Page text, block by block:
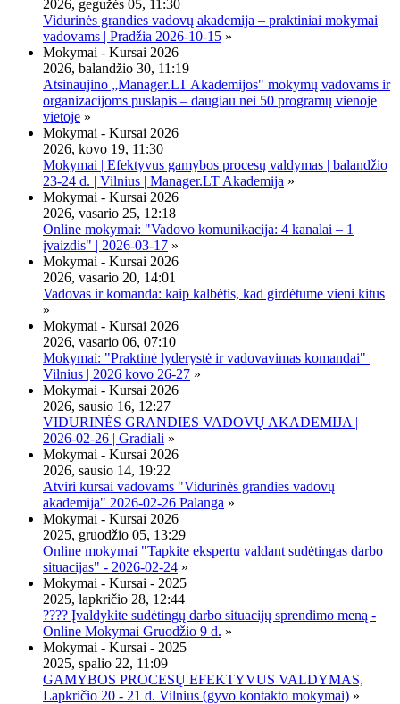
2026, gegužės 05, 11:30
Vidurinės grandies vadovų akademija – praktiniai mokymai
vadovams | Pradžia 2026-10-15 »
Mokymai - Kursai 2026
2026, balandžio 30, 11:19
Atsinaujino „Manager.LT Akademijos" mokymų vadovams ir
organizacijoms puslapis – daugiau nei 50 programų vienoje
vietoje »
Mokymai - Kursai 2026
2026, kovo 19, 11:30
Mokymai | Efektyvus gamybos procesų valdymas | balandžio
23-24 d. | Vilnius | Manager.LT Akademija »
Mokymai - Kursai 2026
2026, vasario 25, 12:18
Online mokymai: "Vadovo komunikacija: 4 kanalai – 1
įvaizdis" | 2026-03-17 »
Mokymai - Kursai 2026
2026, vasario 20, 14:01
Vadovas ir komanda: kaip kalbėtis, kad girdėtume vieni kitus
»
Mokymai - Kursai 2026
2026, vasario 06, 07:10
Mokymai: "Praktinė lyderystė ir vadovavimas komandai" |
Vilnius | 2026 kovo 26-27 »
Mokymai - Kursai 2026
2026, sausio 16, 12:27
VIDURINĖS GRANDIES VADOVŲ AKADEMIJA |
2026-02-26 | Gradiali »
Mokymai - Kursai 2026
2026, sausio 14, 19:22
Atviri kursai vadovams "Vidurinės grandies vadovų
akademija" 2026-02-26 Palanga »
Mokymai - Kursai 2026
2025, gruodžio 05, 13:29
Online mokymai "Tapkite ekspertu valdant sudėtingas darbo
situacijas" - 2026-02-24 »
Mokymai - Kursai - 2025
2025, lapkričio 28, 12:44
???? Įvaldykite sudėtingų darbo situacijų sprendimo meną -
Online Mokymai Gruodžio 9 d. »
Mokymai - Kursai - 2025
2025, spalio 22, 11:09
GAMYBOS PROCESŲ EFEKTYVUS VALDYMAS,
Lapkričio 20 - 21 d. Vilnius (gyvo kontakto mokymai) »